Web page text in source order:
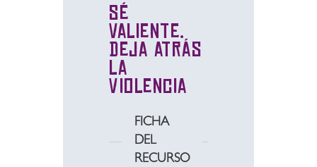
Sé
valiente.
Deja atrás
la
violencia
FICHA
DEL
RECURSO